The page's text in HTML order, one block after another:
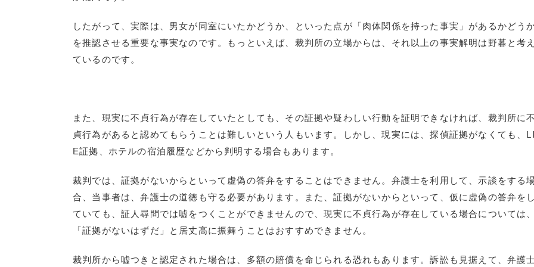
したがって、実際は、男女が同室にいたかどうか、といった点が「肉体関係を持った事実」があるかどう
を推認させる重要な事実なのです。もっといえば、裁判所の立場からは、それ以上の事実解明は野暮と考え
ているのです。
また、現実に不貞行為が存在していたとしても、その証拠や疑わしい行動を証明できなければ、裁判所に不
貞行為があると認めてもらうことは難しいという人もいます。しかし、現実には、探偵証拠がなくても、
E証拠、ホテルの宿泊履歴などから判明する場合もあります。
裁判では、証拠がないからといって虚偽の答弁をすることはできません。弁護士を利用して、示談をする
合、当事者は、弁護士の道徳も守る必要があります。また、証拠がないからといって、仮に虚偽の答弁をし
ていても、証人尋問では嘘をつくことができませんので、現実に不貞行為が存在している場合については、
「証拠がないはずだ」と居丈高に振舞うことはおすすめできません。
裁判所から嘘つきと認定された場合は、多額の賠償を命じられる恐れもあります。訴訟も見据えて、弁護